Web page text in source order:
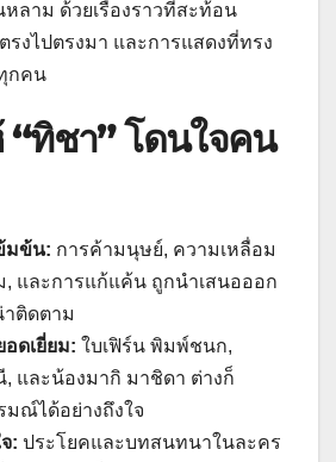
ลาม ด้วยเรื่องราวที่สะท้อน
งไปตรงมา และการแสดงที่ทรง
กคน
“ทิชา” โดนใจคน
มข้น: การค้ามนุษย์, ความเหลื่อม
, และการแก้แค้น ถูกนำเสนอออก
าติดตาม
ดเยี่ยม: ใบเฟิร์น พิมพ์ชนก,
, และน้องมากิ มาชิดา ต่างก็
มณ์ได้อย่างถึงใจ
: ประโยคและบทสนทนาในละคร